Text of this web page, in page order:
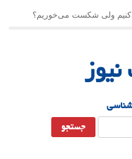
ولی شکست می‌خوریم؟